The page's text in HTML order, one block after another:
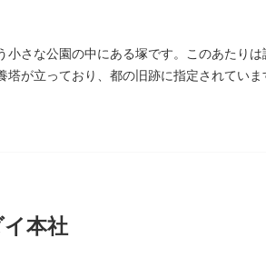
小さな公園の中にある塚です。このあたり
が立っており、都の旧跡に指定されていま
います。この板碑には「弘安十一年戊子五
寺（墨田区堤通）境内には梅若にちなむ梅
本社